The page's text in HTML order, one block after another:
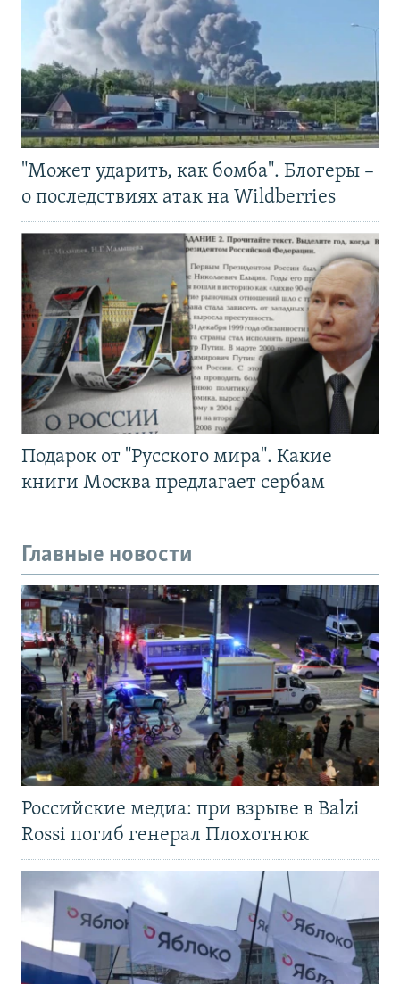
"Может ударить, как бомба". Блогеры –
о последствиях атак на Wildberries
Подарок от "Русского мира". Какие
книги Москва предлагает сербам
Главные новости
Российские медиа: при взрыве в Balzi
Rossi погиб генерал Плохотнюк